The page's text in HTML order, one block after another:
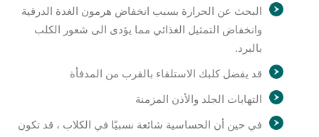
البحث عن الحرارة بسبب انخفاض هرمون الغدة الدرقية
وانخفاض التمثيل الغذائي مما يؤدى الى شعور الكلب
بالبرد.
قد يفضل كلبك الاستلقاء بالقرب من المدفأة
التهابات الجلد والأذن المزمنة
في حين أن الحساسية شائعة نسبيًا في الكلاب ، قد تكون